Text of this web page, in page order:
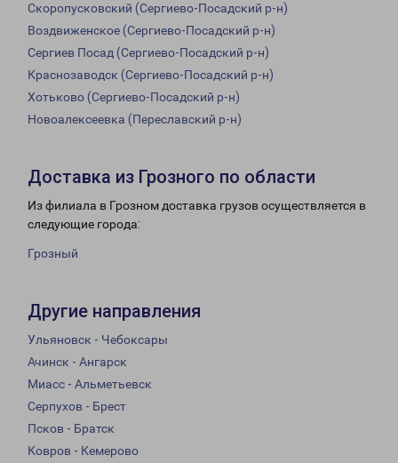
Скоропусковский (Сергиево-Посадский р-н)
Воздвиженское (Сергиево-Посадский р-н)
Сергиев Посад (Сергиево-Посадский р-н)
Краснозаводск (Сергиево-Посадский р-н)
Хотьково (Сергиево-Посадский р-н)
Новоалексеевка (Переславский р-н)
Доставка из Грозного по области
Из филиала в Грозном доставка грузов осуществляется в
следующие города:
Грозный
Другие направления
Ульяновск - Чебоксары
Ачинск - Ангарск
Миасс - Альметьевск
Серпухов - Брест
Псков - Братск
Ковров - Кемерово